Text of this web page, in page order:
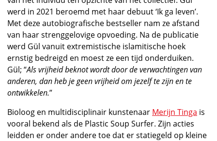
werd in 2021 beroemd met haar debuut ‘Ik ga leven’.
Met deze autobiografische bestseller nam ze afstand
van haar strenggelovige opvoeding. Na de publicatie
werd Gül vanuit extremistische islamitische hoek
ernstig bedreigd en moest ze een tijd onderduiken.
Gül; “Als vrijheid beknot wordt door de verwachtingen van
anderen, dan heb je geen vrijheid om jezelf te zijn en te
ontwikkelen.”
Bioloog en multidisciplinair kunstenaar Merijn Tinga is
vooral bekend als de Plastic Soup Surfer. Zijn acties
leidden er onder andere toe dat er statiegeld op kleine